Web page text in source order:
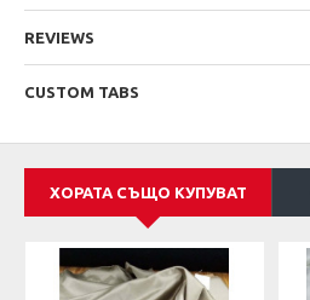
REVIEWS
CUSTOM TABS
ХОРАТА СЪЩО КУПУВАТ